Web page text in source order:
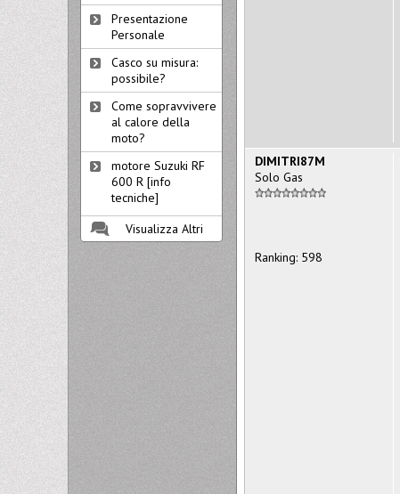
DIMITRI87M
Solo Gas
Ranking: 598
Presentazione
Personale
Casco su misura:
possibile?
Come sopravvivere
al calore della
moto?
motore Suzuki RF
600 R [info
tecniche]
Visualizza Altri